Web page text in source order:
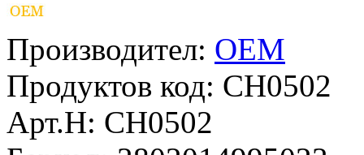
Производител: OEM
Продуктов код: CH0502
Арт.Н: CH0502